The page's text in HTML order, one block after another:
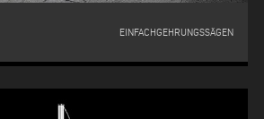
EINFACHGEHRUNGSSÄGEN